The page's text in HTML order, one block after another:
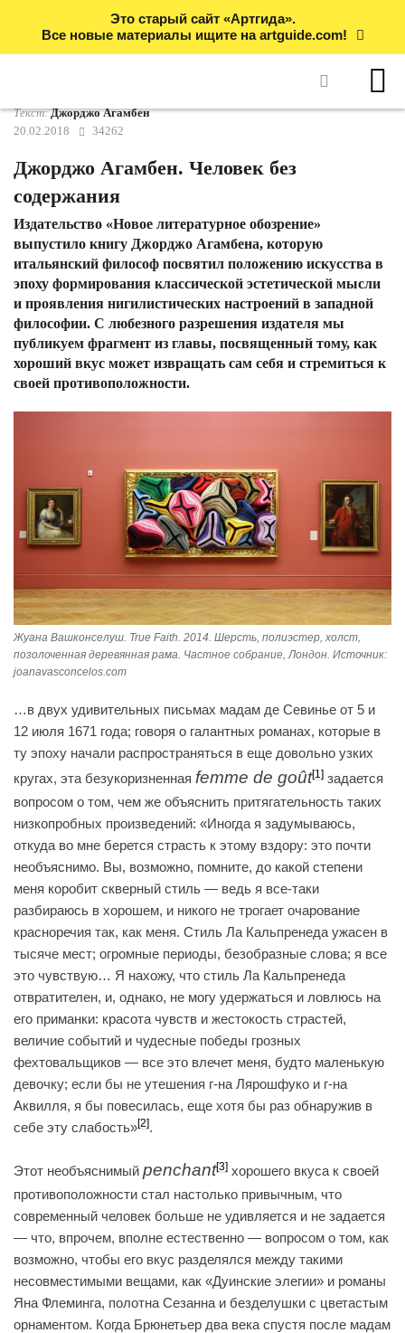
Это старый сайт «Артгида».
Все новые материалы ищите на artguide.com!
Текст:Джорджо Агамбен
20.02.2018
34262
Джорджо Агамбен. Человек без
содержания
Издательство «Новое литературное обозрение»
выпустило книгу Джорджо Агамбена, которую
итальянский философ посвятил положению искусства в
эпоху формирования классической эстетической мысли
и проявления нигилистических настроений в западной
философии. С любезного разрешения издателя мы
публикуем фрагмент из главы, посвященный тому, как
хороший вкус может извращать сам себя и стремиться к
своей противоположности.
Жуана Вашконселуш. True Faith. 2014. Шерсть, полиэстер, холст,
позолоченная деревянная рама. Частное собрание, Лондон. Источник:
joanavasconcelos.com
…в двух удивительных письмах мадам де Севинье от 5 и
12 июля 1671 года; говоря о галантных романах, которые в
ту эпоху начали распространяться в еще довольно узких
кругах, эта безукоризненная femme de goût[1] задается
вопросом о том, чем же объяснить притягательность таких
низкопробных произведений: «Иногда я задумываюсь,
откуда во мне берется страсть к этому вздору: это почти
необъяснимо. Вы, возможно, помните, до какой степени
меня коробит скверный стиль — ведь я все-таки
разбираюсь в хорошем, и никого не трогает очарование
красноречия так, как меня. Стиль Ла Кальпренеда ужасен в
тысяче мест; огромные периоды, безобразные слова; я все
это чувствую… Я нахожу, что стиль Ла Кальпренеда
отвратителен, и, однако, не могу удержаться и ловлюсь на
его приманки: красота чувств и жестокость страстей,
величие событий и чудесные победы грозных
фехтовальщиков — все это влечет меня, будто маленькую
девочку; если бы не утешения г-на Лярошфуко и г-на
Аквилля, я бы повесилась, еще хотя бы раз обнаружив в
себе эту слабость»[2].
Этот необъяснимый penchant[3] хорошего вкуса к своей
противоположности стал настолько привычным, что
современный человек больше не удивляется и не задается
— что, впрочем, вполне естественно — вопросом о том, как
возможно, чтобы его вкус разделялся между такими
несовместимыми вещами, как «Дуинские элегии» и романы
Яна Флеминга, полотна Сезанна и безделушки с цветастым
орнаментом. Когда Брюнетьер два века спустя после мадам